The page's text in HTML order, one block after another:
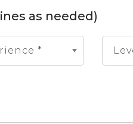
as needed)
*